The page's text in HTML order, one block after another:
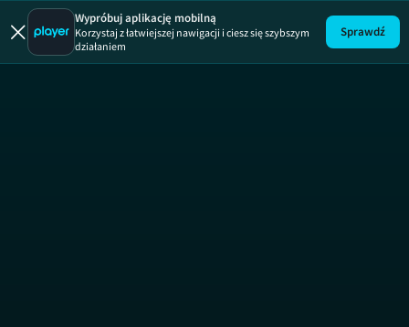
Wypróbuj aplikację mobilną
Korzystaj z łatwiejszej nawigacji i ciesz się szybszym
działaniem
Sprawdź